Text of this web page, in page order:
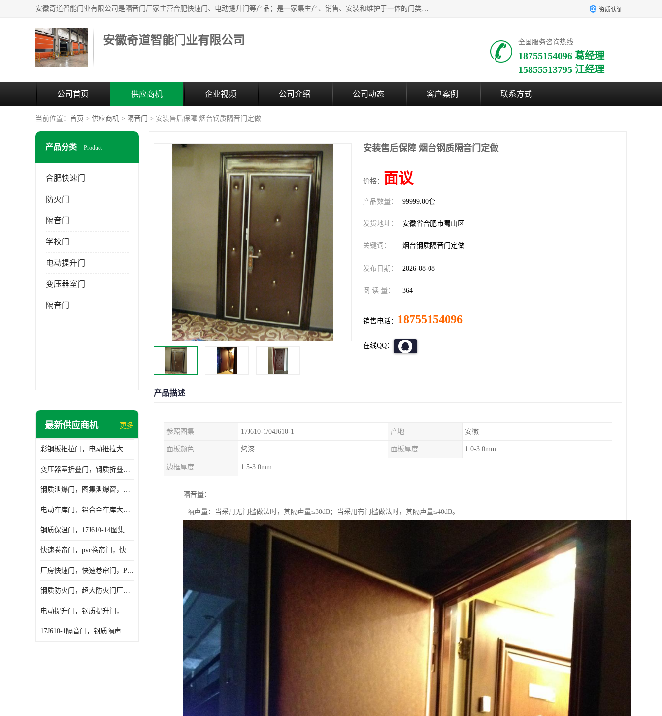
安徽奇道智能门业有限公司是隔音门厂家主营合肥快速门、电动提升门等产品；是一家集生产、销售、安装和维护于一体的门类产品供应商，公司拥有二十多名技术人员。产品种类丰富，各项性能均符合设计要求，可广泛应用于各行各业。的服务团队，24小时服务。 资质认证
安徽奇道智能门业有限公司 全国服务咨询热线:
18755154096 葛经理
15855513795 江经理
公司首页 供应商机 企业视频 公司介绍 公司动态 客户案例 联系方式
当前位置： 首页 > 供应商机 > 隔音门 > 安装售后保障 烟台钢质隔音门定做
产品分类 Product
合肥快速门
防火门
隔音门
学校门
电动提升门
变压器室门
隔音门
最新供应商机 更多
彩钢板推拉门，电动推拉大门，夹芯板大门，安徽厂房推拉门
变压器室折叠门，钢质折叠门，电动折叠大门定做，安徽折叠门厂家
钢质泄爆门，图集泄爆窗，AB型泄爆窗，抗爆门定做
电动车库门，铝合金车库大门，保温车库门厂家，安徽车库门定做
钢质保温门，17J610-14图集保温门，平开钢质保温门
快速卷帘门，pvc卷帘门，快速门厂家，合肥快卷门
厂房快速门，快速卷帘门，PVC快速门
钢质防火门，超大防火门厂家，安徽防火门厂家
电动提升门，钢质提升门，工业滑升门，安徽滑升门厂家
17J610-1隔音门，钢质隔声大门，机房隔音门
安装售后保障 烟台钢质隔音门定做
价格： 面议
产品数量： 99999.00套
发货地址： 安徽省合肥市蜀山区
关键词： 烟台钢质隔音门定做
发布日期： 2026-08-08
阅 读 量： 364
销售电话： 18755154096
在线QQ：
产品描述
参照图集 17J610-1/04J610-1 产地 安徽
面板颜色 烤漆 面板厚度 1.0-3.0mm
边框厚度 1.5-3.0mm
隔音量：
隔声量：当采用无门槛做法时，其隔声量≤30dB；当采用有门槛做法时，其隔声量≤40dB。